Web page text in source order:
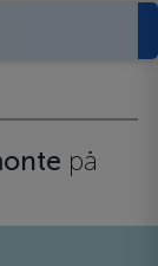
på